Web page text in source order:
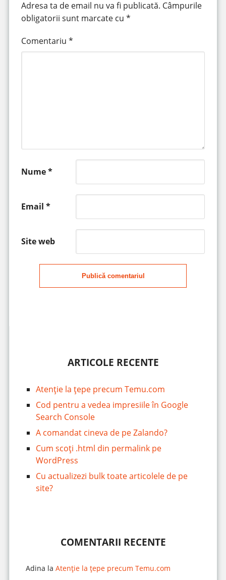
Adresa ta de email nu va fi publicată. Câmpurile
obligatorii sunt marcate cu *
Comentariu *
Nume*
Email *
Site web
Publică comentariul
ARTICOLE RECENTE
Atenție la țepe precum Temu.com
Cod pentru a vedea impresiile în Google
Search Console
A comandat cineva de pe Zalando?
Cum scoți .html din permalink pe
WordPress
Cu actualizezi bulk toate articolele de pe
site?
COMENTARII RECENTE
Adina la Atenție la țepe precum Temu.com